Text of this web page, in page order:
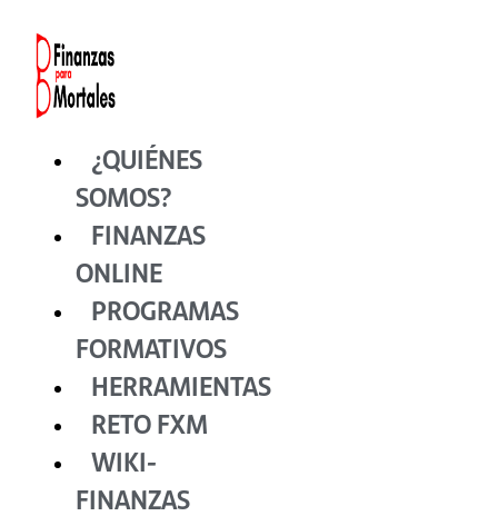
contenido
¿QUIÉNES
SOMOS?
FINANZAS
ONLINE
PROGRAMAS
FORMATIVOS
HERRAMIENTAS
RETO FXM
WIKI-
FINANZAS